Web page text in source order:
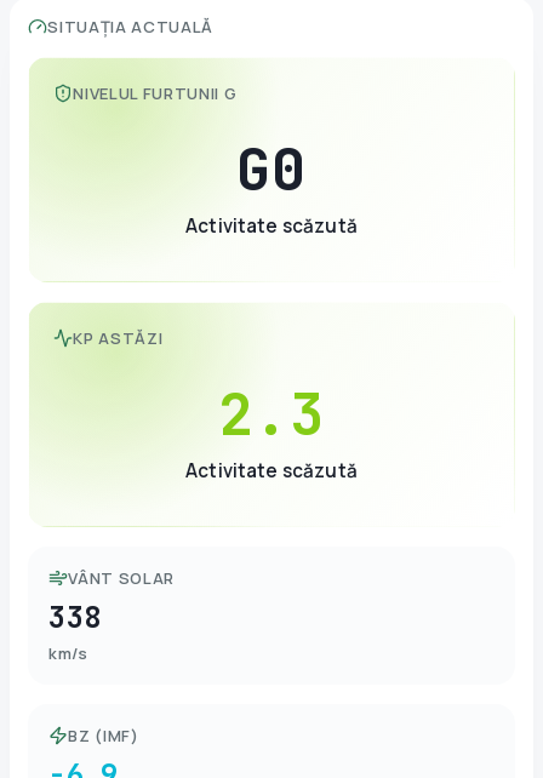
SITUAȚIA ACTUALĂ
NIVELUL FURTUNII G
G0
Activitate scăzută
KP ASTĂZI
2.3
Activitate scăzută
VÂNT SOLAR
338
km/s
BZ (IMF)